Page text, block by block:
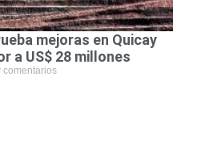
mejoras en Quicay
a US$ 28 millones
comentarios